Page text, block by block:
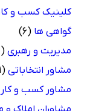
کلینیک کسب و کار (7)
گواهی ها (6)
مدیریت و رهبری (774)
مشاور انتخاباتی (61)
مشاور کسب و کار (77)